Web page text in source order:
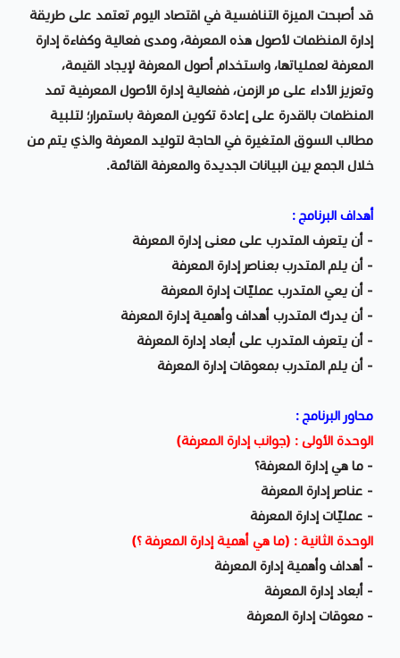
قد أصبحت الميزة التنافسية في اقتصاد اليوم تعتمد على طريقة
إدارة المنظمات لأصول هذه المعرفة، ومدى فعالية وكفاءة إدارة
المعرفة لعملياتها، واستخدام أصول المعرفة لإيجاد القيمة،
وتعزيز الأداء على مر الزمن، ففعالية إدارة الأصول المعرفية تمد
المنظمات بالقدرة على إعادة تكوين المعرفة باستمرار؛ لتلبية
مطالب السوق المتغيرة في الحاجة لتوليد المعرفة والذي يتم من
خلال الجمع بين البيانات الجديدة والمعرفة القائمة.
أهداف البرنامج :
- أن يتعرف المتدرب على معنى إدارة المعرفة
- أن يلم المتدرب بعناصر إدارة المعرفة
- أن يعي المتدرب عمليّات إدارة المعرفة
- أن يدرك المتدرب أهداف وأهمية إدارة المعرفة
- أن يتعرف المتدرب على أبعاد إدارة المعرفة
- أن يلم المتدرب بمعوقات إدارة المعرفة
محاور البرنامج :
الوحدة الأولى : (جوانب إدارة المعرفة)
- ما هي إدارة المعرفة؟
- عناصر إدارة المعرفة
- عمليّات إدارة المعرفة
الوحدة الثانية : (ما هي أهمية إدارة المعرفة ؟)
- أهداف وأهمية إدارة المعرفة
- أبعاد إدارة المعرفة
- معوقات إدارة المعرفة